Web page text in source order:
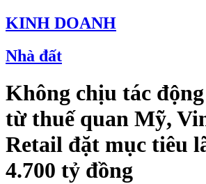
KINH DOANH
Nhà đất
Không chịu tác
từ thuế quan Mỹ,
Retail đặt mục tiêu
4.700 tỷ đồng